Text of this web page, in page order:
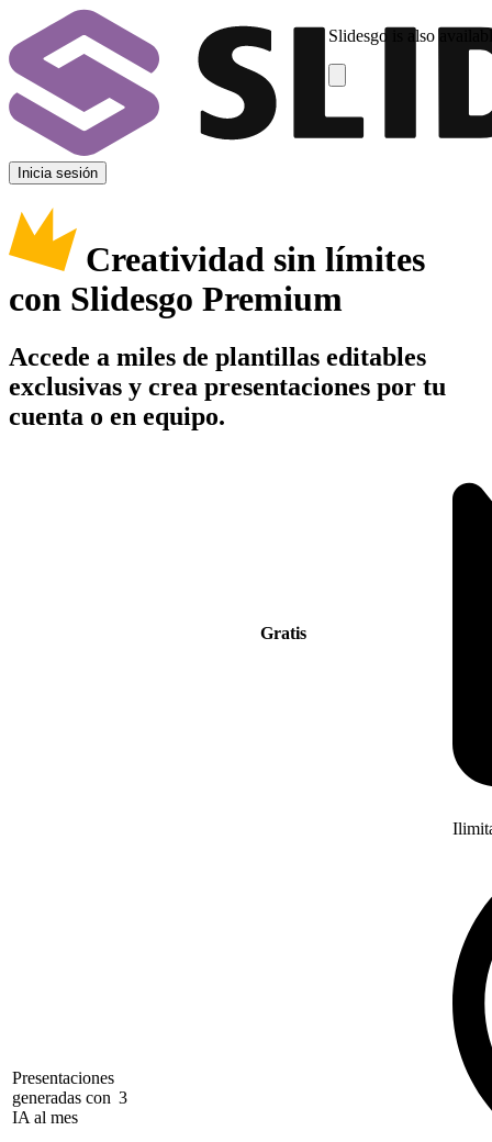
Slidesgo is also
Inicia sesión
Creatividad sin límites
con Slidesgo Premium
Accede a miles de plantillas editables
exclusivas y crea presentaciones por tu
cuenta o en equipo.
Gratis
Presentaciones
generadas con
IA al mes
3